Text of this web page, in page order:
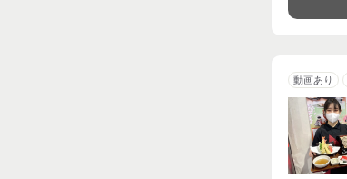
動画あり